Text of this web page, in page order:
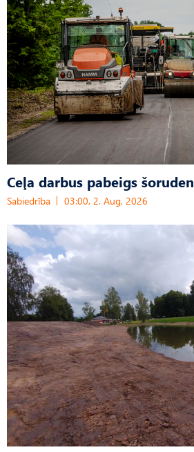
Ceļa darbus pabeigs šoruden
Sabiedrība 03:00, 2. Aug, 2026